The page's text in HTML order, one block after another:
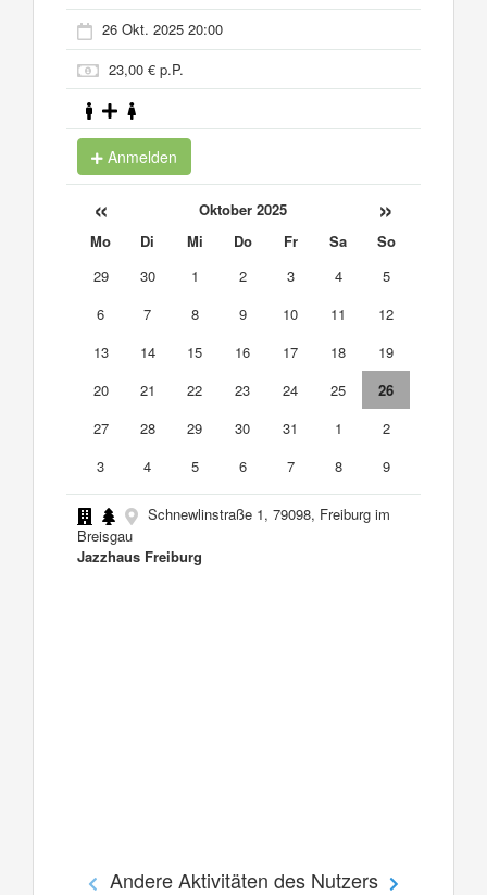
26 Okt. 2025 20:00
23,00 € p.P.
Anmelden
« Oktober 2025 »
Mo Di Mi Do Fr Sa
So
29
30 1 2 3 4
5
6
7 8 9 10 11
12
13
14 15 16 17 18
19
20
21 22 23 24 25
26
27
28 29 30 31 1
2
3
4 5 6 7 8 9
Schnewlinstraße 1, 79098, Freiburg im
Breisgau
Jazzhaus Freiburg
Andere Aktivitäten des Nutzers